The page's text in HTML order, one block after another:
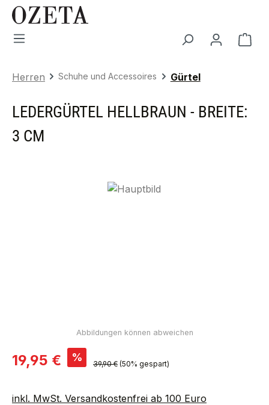
Zum Hauptinhalt springen
Herren Schuhe und Accessoires Gürtel
LEDERGÜRTEL HELLBRAUN - BREITE:
3 CM
Bildergalerie überspringen
Verkaufspreis:
19,95 € % Regulärer Preis:
39,90 € (50% gespart)
inkl. MwSt. Versandkostenfrei ab 100 Euro